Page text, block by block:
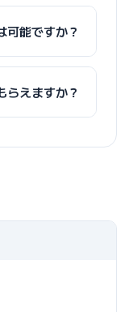
可能ですか？
らえますか？